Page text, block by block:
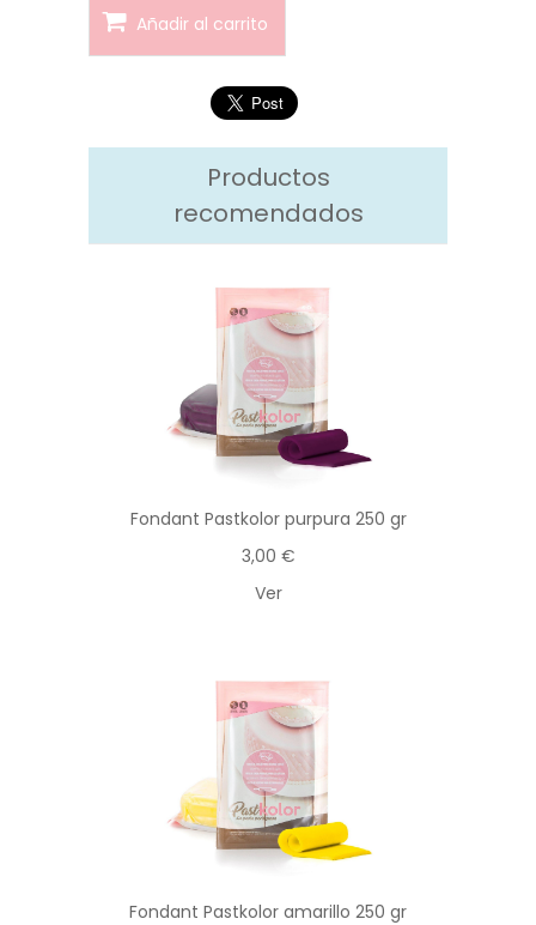
Añadir al carrito
Productos
recomendados
Fondant Pastkolor purpura 250 gr
3,00 €
Ver
Fondant Pastkolor amarillo 250 gr